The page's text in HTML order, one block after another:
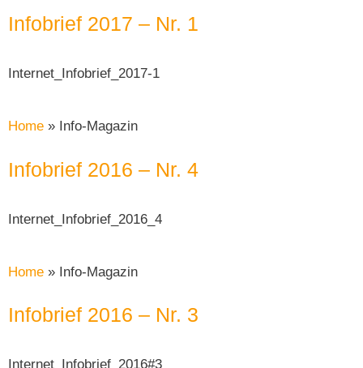
Infobrief 2017 – Nr. 1
Internet_Infobrief_2017-1
Home » Info-Magazin
Infobrief 2016 – Nr. 4
Internet_Infobrief_2016_4
Home » Info-Magazin
Infobrief 2016 – Nr. 3
Internet_Infobrief_2016#3